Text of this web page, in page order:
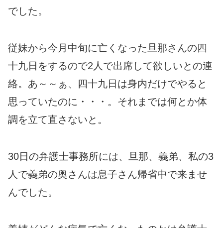
でした。
従妹から今月中旬に亡くなった旦那さんの四
十九日をするので2人で出席して欲しいとの連
絡。あ～～ぁ、四十九日は身内だけでやると
思っていたのに・・・。それまでは何とか体
調を立て直さないと。
30日の弁護士事務所には、旦那、義弟、私の3
人で義弟の奥さんは息子さん帰省中で来ませ
んでした。